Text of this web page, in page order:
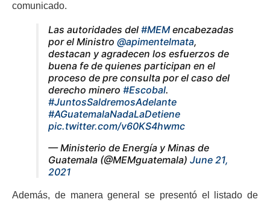
comunicado.
Las autoridades del #MEMencabezadas
por el Ministro @apimentelmata,
destacan y agradecen los esfuerzos de
buena fe de quienes participan en el
proceso de pre consulta por el caso del
derecho minero #Escobal.
#JuntosSaldremosAdelante
#AGuatemalaNadaLaDetiene
pic.twitter.com/v60KS4hwmc
— Ministerio de Energía y Minas de
Guatemala (@MEMguatemala) June 21,
2021
Además, de manera general se presentó el listado de